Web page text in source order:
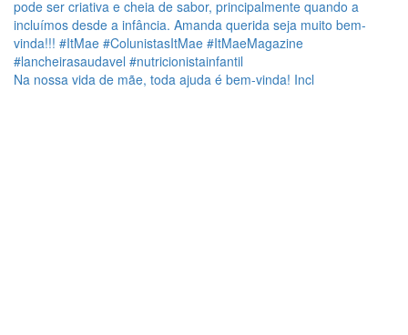
Na nossa vida de mãe, toda ajuda é bem-vinda! Incl